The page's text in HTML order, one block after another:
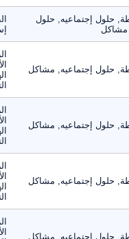
حلول إجتماعيه, حلول
حلول إجتماعيه, مشاكل
حلول إجتماعيه, مشاكل
حلول إجتماعيه, مشاكل
حلول إجتماعيه, مشاكل